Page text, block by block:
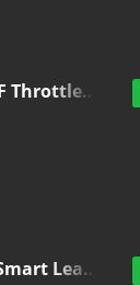
Throttle…
Lea…